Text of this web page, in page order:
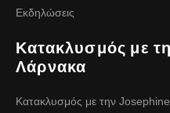
Εκδηλώσεις
Κατακλυσμός με
Λάρνακα
Κατακλυσμός με την